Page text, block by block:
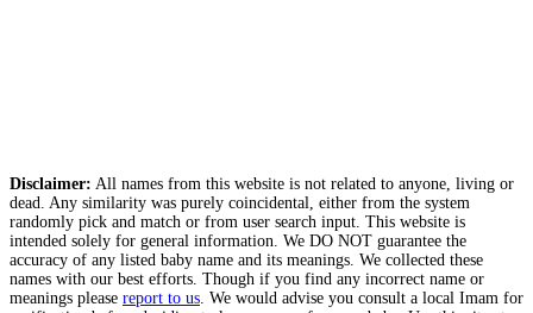
Disclaimer: All names from this website is not related to anyone, living or
dead. Any similarity was purely coincidental, either from the system
randomly pick and match or from user search input. This website is
intended solely for general information. We DO NOT guarantee the
accuracy of any listed baby name and its meanings. We collected these
names with our best efforts. Though if you find any incorrect name or
meanings please report to us . We would advise you consult a local Imam for